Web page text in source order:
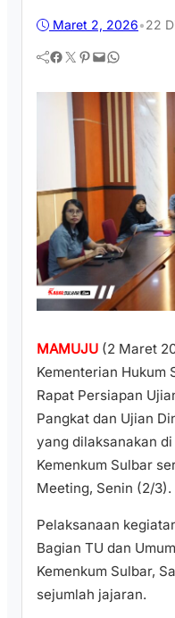
Maret 2, 2026•22
Facebook Twitter Pinterest Mail WhatsApp
MAMUJU (2 Maret
Kementerian Hukum
Rapat Persiapan
Pangkat dan Ujian
yang dilaksanakan
Kemenkum Sulbar
Meeting, Senin (2/3).
Pelaksanaan
Bagian TU dan
Kemenkum Sulbar,
sejumlah jajaran.